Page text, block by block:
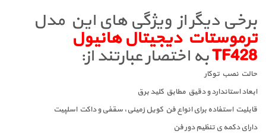
برخی دیگر از ویژگی های این مدل
ترموستات دیجیتال هانیول
TF428به اختصار عبارتند از:
حالت نصب توکار
ابعاد استاندارد و دقیق مطابق کلید برق
قابلیت استفاده برای انواع فن کویل زمینی، سقفی و داکت اسلپیت
دارای دکمه ی تنظیم دور فن